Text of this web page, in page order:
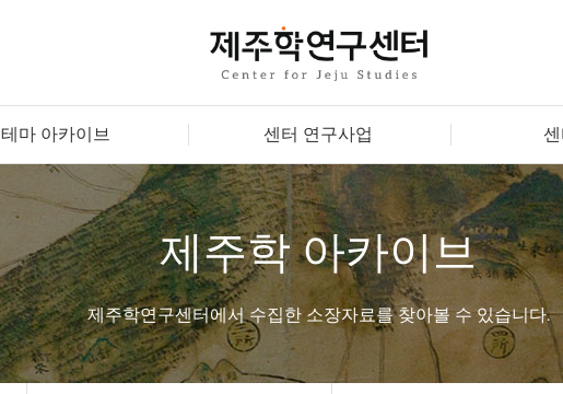
테마 아카이브 센터 연구사업
제주학 아카이브
제주학연구센터에서 수집한 소장자료를 찾아볼 수 있습니다.